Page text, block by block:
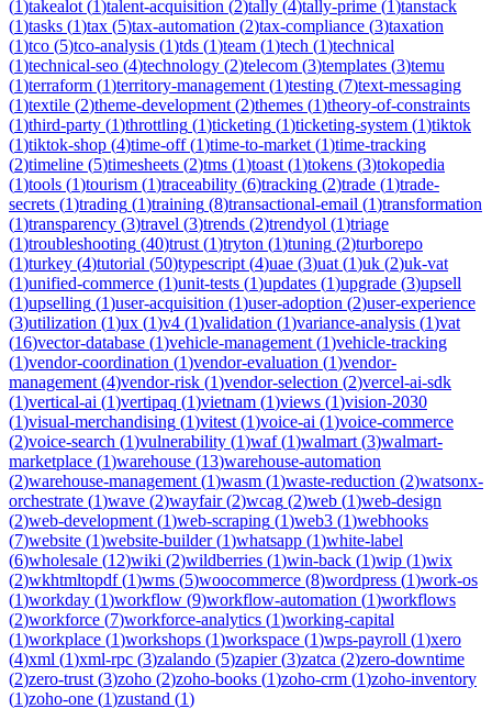
(1)takealot (1)talent-acquisition (2)tally (4)tally-prime (1)tanstack
(1)tasks (1)tax (5)tax-automation (2)tax-compliance (3)taxation
(1)tco (5)tco-analysis (1)tds (1)team (1)tech (1)technical
(1)technical-seo (4)technology (2)telecom (3)templates (3)temu
(1)terraform (1)territory-management (1)testing (7)text-messaging
(1)textile (2)theme-development (2)themes (1)theory-of-constraints
(1)third-party (1)throttling (1)ticketing (1)ticketing-system (1)tiktok
(1)tiktok-shop (4)time-off(1)time-to-market (1)time-tracking
(2)timeline (5)timesheets (2)tms (1)toast (1)tokens (3)tokopedia
(1)tools (1)tourism (1)traceability (6)tracking (2)trade (1)trade-
secrets (1)trading (1)training (8)transactional-email (1)transformation
(1)transparency (3)travel (3)trends (2)trendyol (1)triage
(1)troubleshooting (40)trust (1)tryton (1)tuning (2)turborepo
(1)turkey (4)tutorial (50)typescript (4)uae (3)uat (1)uk (2)uk-vat
(1)unified-commerce (1)unit-tests (1)updates (1)upgrade (3)upsell
(1)upselling (1)user-acquisition (1)user-adoption (2)user-experience
(3)utilization (1)ux (1)v4 (1)validation (1)variance-analysis (1)vat
(16)vector-database (1)vehicle-management (1)vehicle-tracking
(1)vendor-coordination (1)vendor-evaluation (1)vendor-
management (4)vendor-risk (1)vendor-selection (2)vercel-ai-sdk
(1)vertical-ai (1)vertipaq (1)vietnam (1)views (1)vision-2030
(1)visual-merchandising (1)vitest (1)voice-ai (1)voice-commerce
(2)voice-search (1)vulnerability (1)waf(1)walmart (3)walmart-
marketplace (1)warehouse (13)warehouse-automation
(2)warehouse-management (1)wasm (1)waste-reduction (2)watsonx-
orchestrate (1)wave (2)wayfair(2)wcag (2)web (1)web-design
(2)web-development (1)web-scraping (1)web3 (1)webhooks
(7)website (1)website-builder(1)whatsapp (1)white-label
(6)wholesale (12)wiki (2)wildberries (1)win-back (1)wip (1)wix
(2)wkhtmltopdf(1)wms (5)woocommerce (8)wordpress (1)work-os
(1)workday (1)workflow (9)workflow-automation (1)workflows
(2)workforce (7)workforce-analytics (1)working-capital
(1)workplace (1)workshops (1)workspace (1)wps-payroll (1)xero
(4)xml (1)xml-rpc (3)zalando (5)zapier(3)zatca (2)zero-downtime
(2)zero-trust (3)zoho (2)zoho-books (1)zoho-crm (1)zoho-inventory
(1)zoho-one (1)zustand (1)